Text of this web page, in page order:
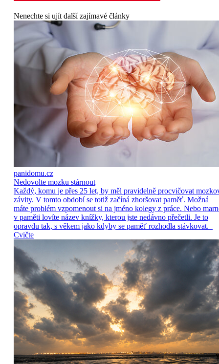
Nenechte si ujít další zajímavé články
panidomu.cz
Nedovolte mozku stárnout
Každý, komu je přes 25 let, by měl pravidelně procvičovat
závity. V tomto období se totiž začíná zhoršovat paměť. Možná
máte problém vzpomenout si na jméno kolegy z práce. Nebo
v paměti lovíte název knížky, kterou jste nedávno přečetli. Je to
opravdu tak, s věkem jako kdyby se paměť rozhodla stávkovat.
Cvičte